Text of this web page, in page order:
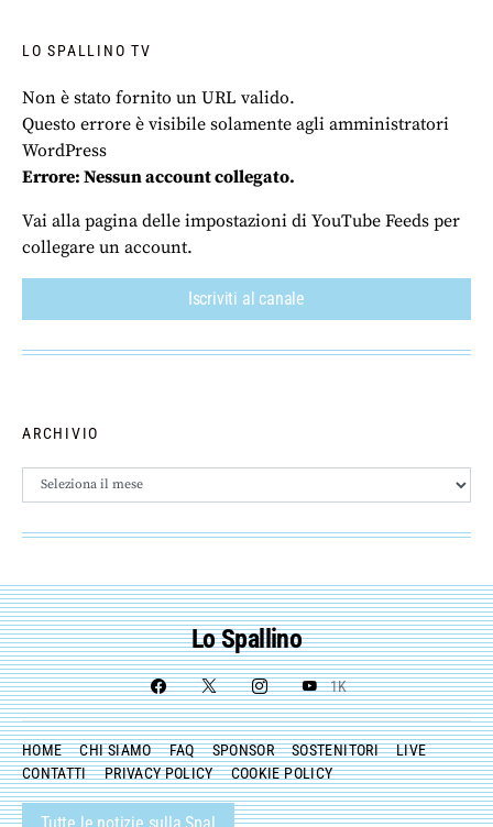
LO SPALLINO TV
Non è stato fornito un URL valido.
Questo errore è visibile solamente agli amministratori
WordPress
Errore: Nessun account collegato.
Vai alla pagina delle impostazioni di YouTube Feeds per
collegare un account.
Iscriviti al canale
ARCHIVIO
Archivio
Lo Spallino
1K
HOME CHI SIAMO FAQ SPONSOR SOSTENITORI
LIVE
CONTATTI
PRIVACY POLICY COOKIE POLICY